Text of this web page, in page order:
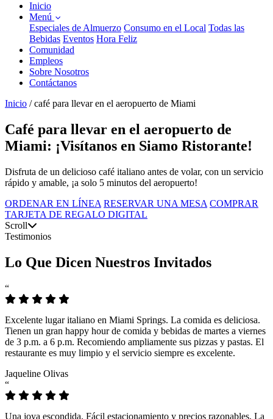
Inicio
Menú
Especiales de Almuerzo Consumo en el Local Todas las
Bebidas Eventos Hora Feliz
Comunidad
Empleos
Sobre Nosotros
Contáctanos
Inicio / café para llevar en el aeropuerto de Miami
Café para llevar en el aeropuerto de
Miami: ¡Visítanos en Siamo Ristorante!
Disfruta de un delicioso café italiano antes de volar, con un servicio
rápido y amable, ¡a solo 5 minutos del aeropuerto!
ORDENAR EN LÍNEA RESERVAR UNA MESA COMPRAR
TARJETA DE REGALO DIGITAL
Scroll
Testimonios
Lo Que Dicen Nuestros Invitados
“
Excelente lugar italiano en Miami Springs. La comida es deliciosa.
Tienen un gran happy hour de comida y bebidas de martes a viernes
de 3 p.m. a 6 p.m. Recomiendo ampliamente sus pizzas y pastas. El
restaurante es muy limpio y el servicio siempre es excelente.
Jaqueline Olivas
“
Una joya escondida. Fácil estacionamiento y precios razonables. La